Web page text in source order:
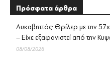
Πρόσφατα άρθρα
Λυκαβηττός: Θρίλερ με την
– Είχε εξαφανιστεί από την
08/08/2026